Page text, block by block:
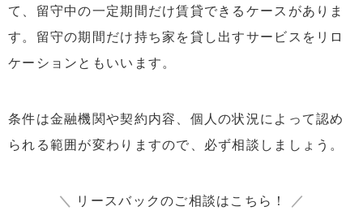
て、留守中の一定期間だけ賃貸できるケースがありま
す。留守の期間だけ持ち家を貸し出すサービスをリロ
ケーションともいいます。
条件は金融機関や契約内容、個人の状況によって認め
られる範囲が変わりますので、必ず相談しましょう。
＼ リースバックのご相談はこちら！ ／